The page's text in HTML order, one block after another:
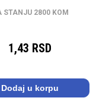
STANJU 2800 KOM
1,43 RSD
Dodaj u korpu